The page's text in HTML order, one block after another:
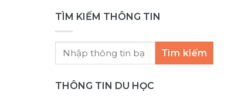
TÌM KIẾM THÔNG TIN
Tìm kiếm
THÔNG TIN DU HỌC